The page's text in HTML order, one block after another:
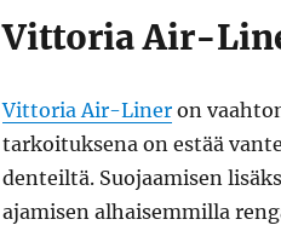
Vittoria Air-
Vittoria Air-Lineron
tarkoituksena on estää
denteiltä. Suojaamisen
ajamisen alhaisemmilla